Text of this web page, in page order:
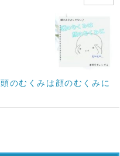
頭のむくみは顔のむくみに